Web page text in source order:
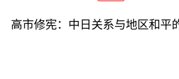
高市修宪：中日关系与地区和平